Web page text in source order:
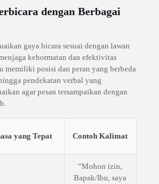
dengan Berbagai
gaya bicara sesuai dengan lawan
kehormatan dan efektivitas
posisi dan peran yang berbeda
pendekatan verbal yang
agar pesan tersampaikan dengan
yang Tepat Contoh Kalimat
“Mohon izin,
Bapak/Ibu, saya